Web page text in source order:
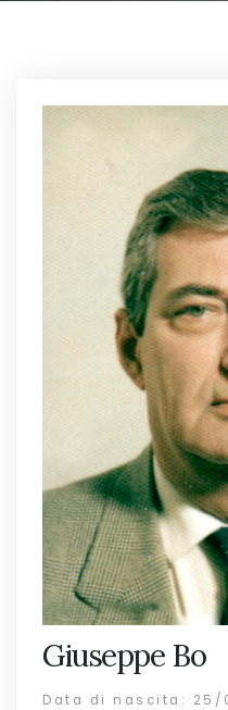
Giuseppe Bo
Data di nascita: 25/